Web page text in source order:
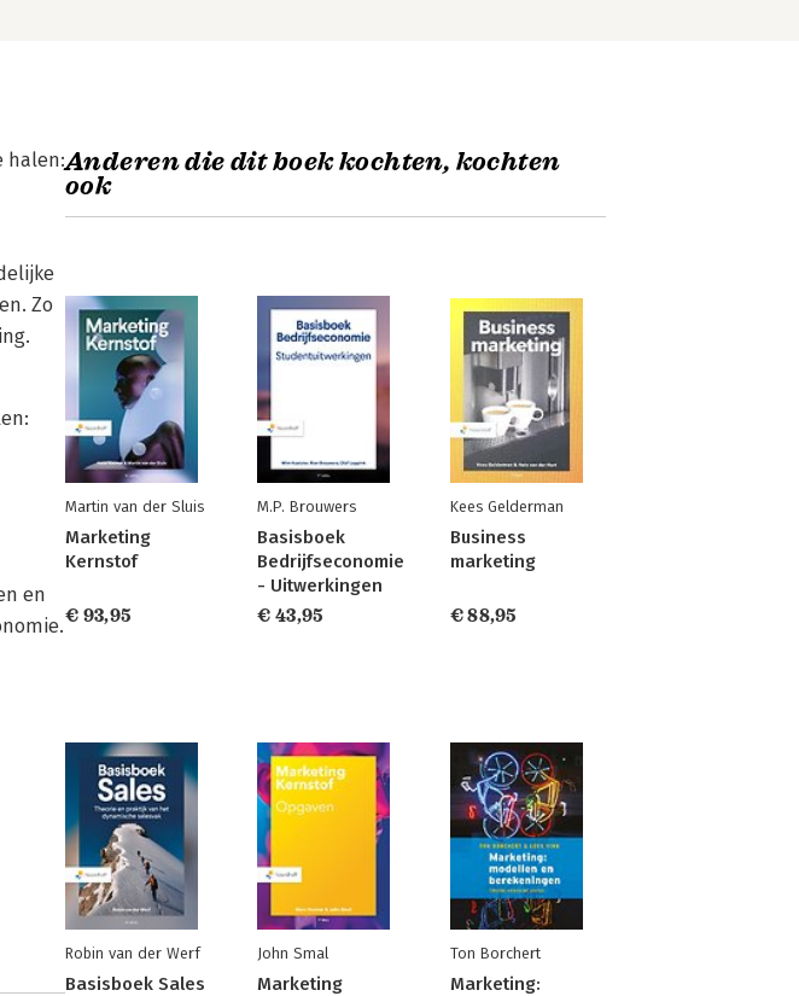
halen:
Zo
en
Anderen die dit boek kochten, kochten
ook
Martin van der Sluis
Marketing
Kernstof
€ 93,95
M.P. Brouwers
Basisboek
Bedrijfseconomie
- Uitwerkingen
€ 43,95
Kees Gelderman
Business
marketing
€ 88,95
Robin van der Werf
Basisboek Sales
John Smal
Marketing
Ton Borchert
Marketing: